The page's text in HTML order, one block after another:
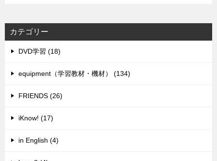
カテゴリー
DVD学習 (18)
equipment（学習教材・機材） (134)
FRIENDS (26)
iKnow! (17)
in English (4)